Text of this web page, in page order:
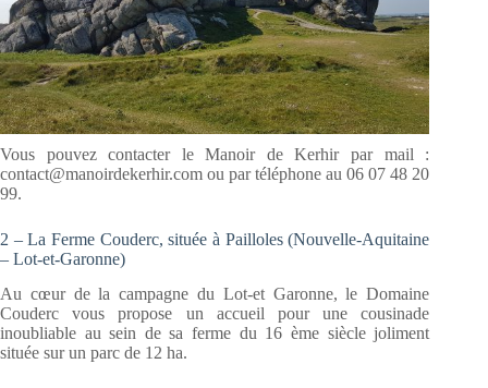
Vous pouvez contacter le Manoir de Kerhir par mail :
contact@manoirdekerhir.com ou par téléphone au 06 07 48 20
99.
2 – La Ferme Couderc, située à Pailloles (Nouvelle-Aquitaine
– Lot-et-Garonne)
Au cœur de la campagne du Lot-et Garonne, le Domaine
Couderc vous propose un accueil pour une cousinade
inoubliable au sein de sa ferme du 16 ème siècle joliment
située sur un parc de 12 ha.